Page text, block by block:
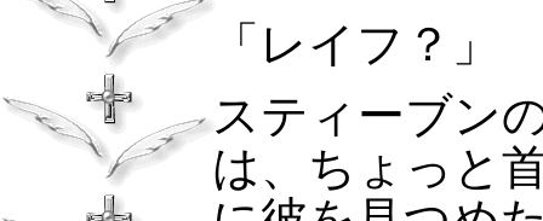
「レイフ？」
スティーブン
は、ちょっと